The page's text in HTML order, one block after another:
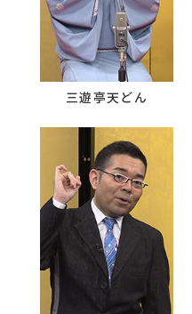
三遊亭天どん